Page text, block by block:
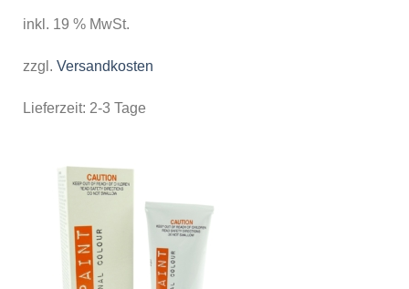
inkl. 19 % MwSt.
zzgl. Versandkosten
Lieferzeit: 2-3 Tage